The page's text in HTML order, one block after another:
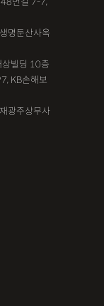
명둔산사옥
상빌딩 10층
KB손해보
광주상무사